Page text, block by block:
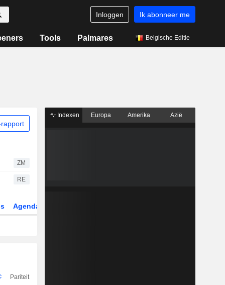
Inloggen Ik abonneer me
Tools Palmares Belgische Editie
ZM
RE
Agenda
Pariteit
Indexen Europa Amerika Azië